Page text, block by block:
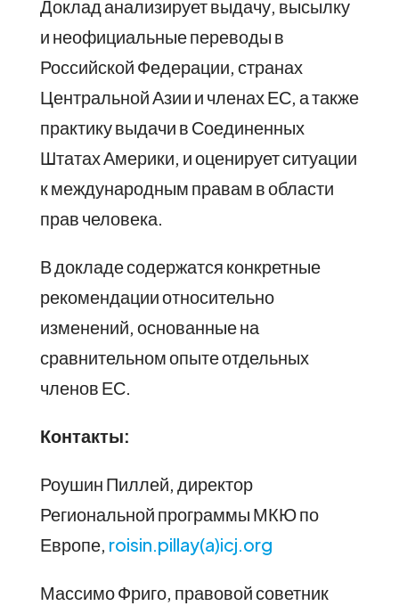
Доклад анализирует выдачу, высылку
и неофициальные переводы в
Российской Федерации, странах
Центральной Азии и членах ЕС, а также
практику выдачи в Соединенных
Штатах Америки, и оценирует ситуации
к международным правам в области
прав человека.
В докладе содержатся конкретные
рекомендации относительно
изменений, основанные на
сравнительном опыте отдельных
членов ЕС.
Контакты:
Роушин Пиллей, директор
Региональной программы МКЮ по
Европе, roisin.pillay(a)icj.org
Массимо Фриго, правовой советник